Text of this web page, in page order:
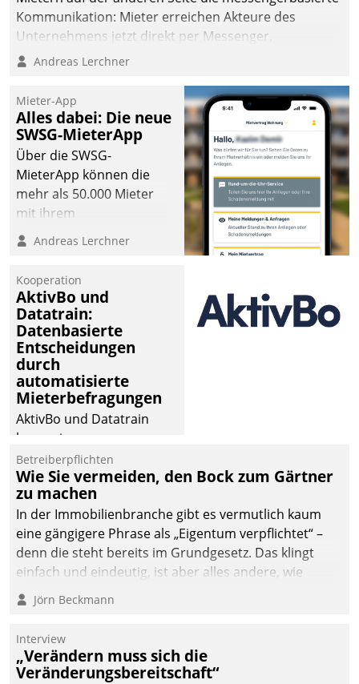
Kommunikation: Mieter erreichen Akteure des
Unternehmens jetzt direkt per Messenger,
Mitarbeiter oder Dienstleister empfangen oder
Andreas Lerchner
Mieter-App
Alles dabei: Die neue
SWSG-MieterApp
Über die SWSG-
MieterApp können die
mehr als 50.000 Mieter
mit ihrem
Wohnungsunternehmen
kommunizieren, auf dem
einsehen und ändern
oder
Schadensmeldungen
abgeben – rund um die
Uhr.
Andreas Lerchner
Kooperation
AktivBo und
Datatrain:
Datenbasierte
Entscheidungen
durch
automatisierte
Mieterbefragungen
AktivBo und Datatrain
kooperieren –
Immobilienunternehmen
profitieren: Die nahtlose
Integration der Lösungen
von AktivBo und
Datatrain ermöglicht
automatisiert ausgelöste,
zielgerichtete
Mieterbefragungen – eine
starke Grundlage für
intelligente,
datengestützte
Entscheidungen.
Betreiberpflichten
Wie Sie vermeiden, den Bock zum Gärtner
zu machen
In der Immobilienbranche gibt es vermutlich kaum
eine gängigere Phrase als „Eigentum verpflichtet“ –
denn die steht bereits im Grundgesetz. Das klingt
einfach und eindeutig, ist aber alles andere, wie
Branchenbeschäftigte wissen. Denn mit der
Verantwortung folgen Verpflichtungen.
Jörn Beckmann
Interview
„Verändern muss sich die
Veränderungsbereitschaft“